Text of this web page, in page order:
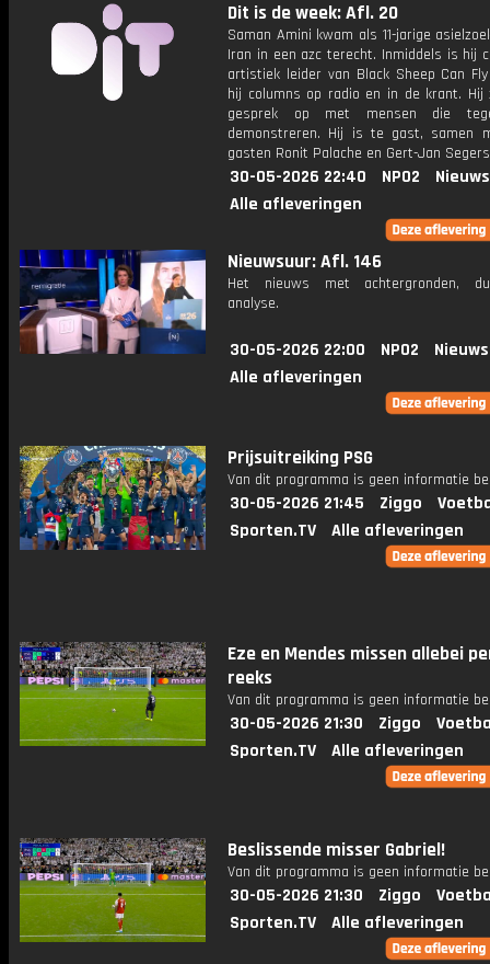
Dit is de week: Afl. 20
Saman Amini kwam als 11-jarige
Iran in een azc terecht. Inmiddels is hij
artistiek leider van Black Sheep Can
hij columns op radio en in de krant. Hij
gesprek op met mensen die
demonstreren. Hij is te gast, samen
gasten Ronit Palache en Gert-Jan
30-05-2026 22:40 NPO2
Alle afleveringen
Nieuwsuur: Afl. 146
Het nieuws met achtergronden,
analyse.
30-05-2026 22:00 NPO2
Alle afleveringen
Prijsuitreiking PSG
Van dit programma is geen informatie
30-05-2026 21:45 Ziggo
Sporten.TV
Alle afleveringen
Eze en Mendes missen allebei
reeks
Van dit programma is geen informatie
30-05-2026 21:30 Ziggo
Sporten.TV
Alle afleveringen
Beslissende misser Gabriel!
Van dit programma is geen informatie
30-05-2026 21:30 Ziggo
Sporten.TV
Alle afleveringen